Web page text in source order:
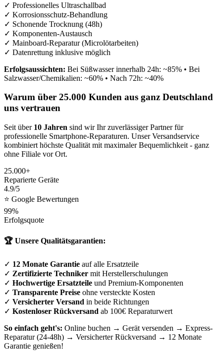
✓ Professionelles Ultraschallbad
✓ Korrosionsschutz-Behandlung
✓ Schonende Trocknung (48h)
✓ Komponenten-Austausch
✓ Mainboard-Reparatur (Microlötarbeiten)
✓ Datenrettung inklusive möglich
Erfolgsaussichten: Bei Süßwasser innerhalb 24h: ~85% • Bei
Salzwasser/Chemikalien: ~60% • Nach 72h: ~40%
Warum über 25.000 Kunden aus ganz Deutschland
uns vertrauen
Seit über 10 Jahren sind wir Ihr zuverlässiger Partner für
professionelle Smartphone-Reparaturen. Unser Versandservice
kombiniert höchste Qualität mit maximaler Bequemlichkeit - ganz
ohne Filiale vor Ort.
25.000+
Reparierte Geräte
4.9/5
⭐ Google Bewertungen
99%
Erfolgsquote
🏆 Unsere Qualitätsgarantien:
✓ 12 Monate Garantie auf alle Ersatzteile
✓ Zertifizierte Techniker mit Herstellerschulungen
✓ Hochwertige Ersatzteile und Premium-Komponenten
✓ Transparente Preise ohne versteckte Kosten
✓ Versicherter Versand in beide Richtungen
✓ Kostenloser Rückversand ab 100€ Reparaturwert
So einfach geht's: Online buchen → Gerät versenden → Express-
Reparatur (24-48h) → Versicherter Rückversand → 12 Monate
Garantie genießen!